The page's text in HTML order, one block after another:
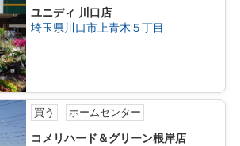
ユニディ 川口店
埼玉県川口市上青木５丁目
買う ホームセンター
コメリハード＆グリーン根岸店